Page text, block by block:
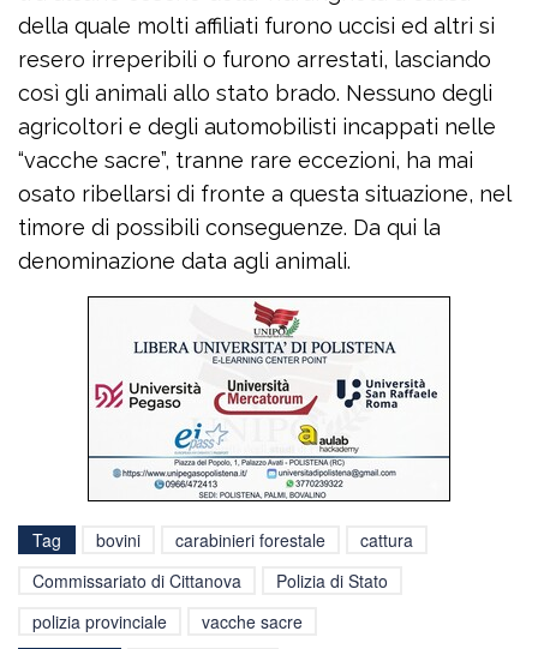
della quale molti affiliati furono uccisi ed altri si
resero irreperibili o furono arrestati, lasciando
così gli animali allo stato brado. Nessuno degli
agricoltori e degli automobilisti incappati nelle
“vacche sacre”, tranne rare eccezioni, ha mai
osato ribellarsi di fronte a questa situazione, nel
timore di possibili conseguenze. Da qui la
denominazione data agli animali.
Tag bovini carabinieri forestale
cattura
Commissariato di Cittanova
Polizia di Stato
polizia provinciale
vacche sacre